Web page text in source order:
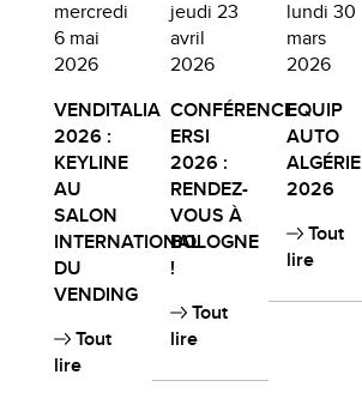
mercredi
6 mai
2026
VENDITALIA
2026 :
KEYLINE
AU
SALON
INTERNATIONAL
DU
VENDING
Tout
lire
jeudi 23
avril
2026
CONFÉRENCE
ERSI
2026 :
RENDEZ-
VOUS À
BOLOGNE
!
Tout
lire
lundi 30
mars
2026
EQUIP
AUTO
ALGÉRIE
2026
Tout
lire